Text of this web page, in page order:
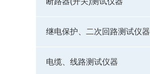
继电保护、二次回路测试仪器
电缆、线路测试仪器